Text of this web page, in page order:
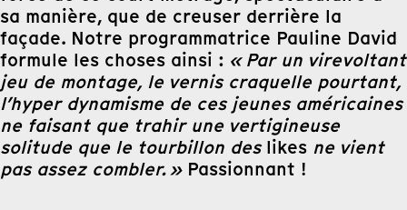
sa manière, que de creuser derrière la
façade. Notre programmatrice Pauline David
formule les choses ainsi : « Par un virevoltant
jeu de montage, le vernis craquelle pourtant,
l’hyper dynamisme de ces jeunes américaines
ne faisant que trahir une vertigineuse
solitude que le tourbillon deslikes ne vient
pas assez combler. » Passionnant !